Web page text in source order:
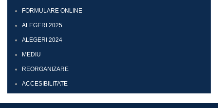
FORMULARE ONLINE
ALEGERI 2025
ALEGERI 2024
MEDIU
REORGANIZARE
ACCESIBILITATE